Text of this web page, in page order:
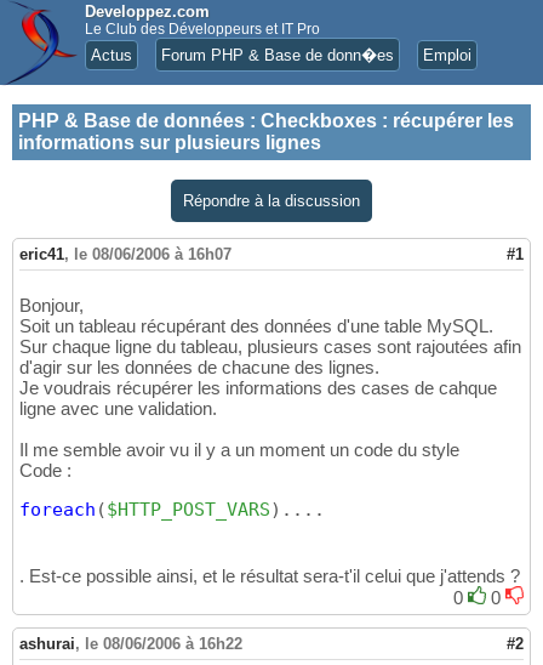
Developpez.com
Le Club des Développeurs et IT Pro
Actus Forum PHP & Base de donn�es Emploi
PHP & Base de données : Checkboxes : récupérer les
informations sur plusieurs lignes
Répondre à la discussion
eric41, le 08/06/2006 à 16h07 #1
Bonjour,
Soit un tableau récupérant des données d'une table MySQL.
Sur chaque ligne du tableau, plusieurs cases sont rajoutées afin
d'agir sur les données de chacune des lignes.
Je voudrais récupérer les informations des cases de cahque
ligne avec une validation.
Il me semble avoir vu il y a un moment un code du style
Code :
foreach ($HTTP_POST_VARS) ....
. Est-ce possible ainsi, et le résultat sera-t'il celui que j'attends ?
0
0
ashurai, le 08/06/2006 à 16h22 #2